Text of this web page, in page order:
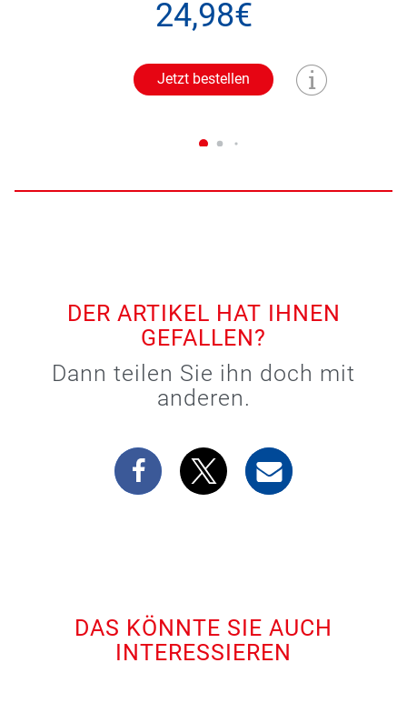
24,98€
Jetzt bestellen
DER ARTIKEL HAT IHNEN
GEFALLEN?
Dann teilen Sie ihn doch mit
anderen.
DAS KÖNNTE SIE AUCH
INTERESSIEREN